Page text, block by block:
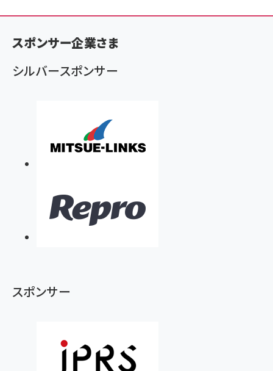
く
ず
スポンサー企業さま
シルバースポンサー
スポンサー